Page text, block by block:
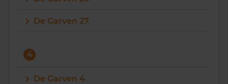
De Garven 27
4
De Garven 4